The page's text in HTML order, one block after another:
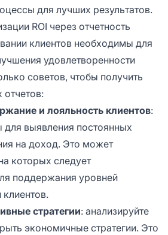
для лучших результатов.
ROI через отчетность
клиентов необходимы для
удовлетворенности
советов, чтобы получить
и лояльность клиентов:
для выявления постоянных
на доход. Это может
которых следует
поддержания уровней
клиентов.
стратегии: анализируйте
экономичные стратегии. Это